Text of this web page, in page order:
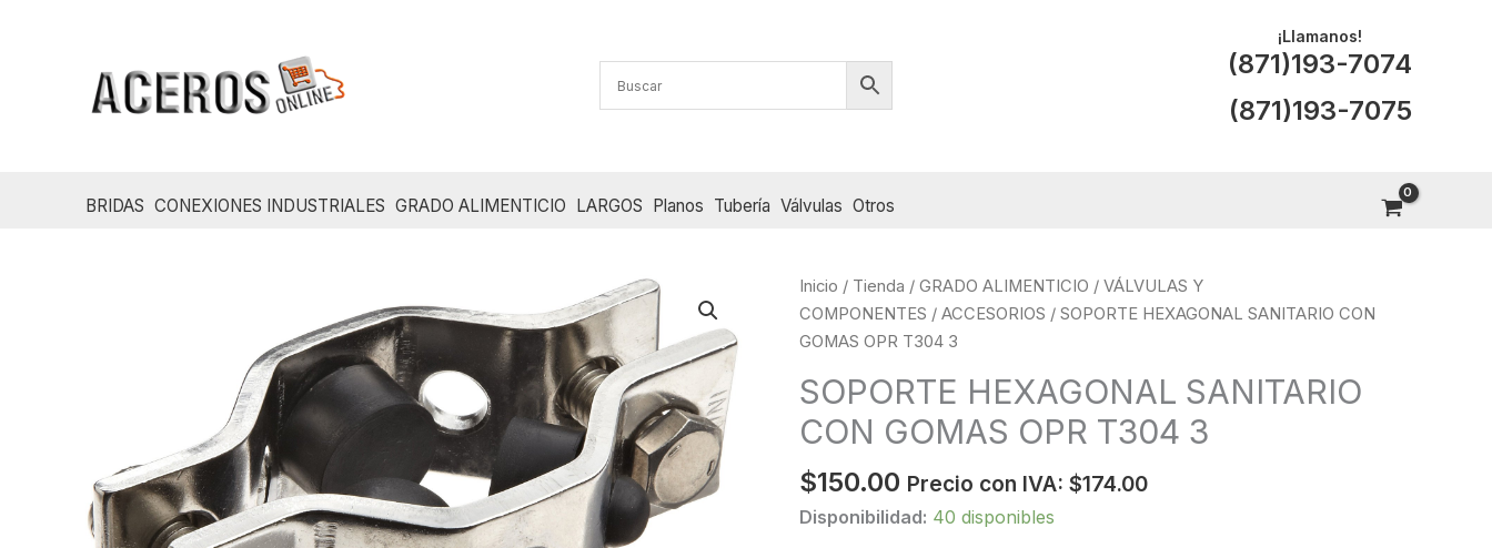
¡Llamanos!
(871)193-7074
(871)193-7075
BRIDAS CONEXIONES INDUSTRIALES GRADO ALIMENTICIO LARGOS Planos Tubería Válvulas Otros
Inicio / Tienda / GRADO ALIMENTICIO / VÁLVULAS Y
COMPONENTES / ACCESORIOS / SOPORTE HEXAGONAL SANITARIO CON
GOMAS OPR T304 3
SOPORTE HEXAGONAL SANITARIO
CON GOMAS OPR T304 3
$150.00 Precio con IVA: $174.00
Disponibilidad: 40 disponibles